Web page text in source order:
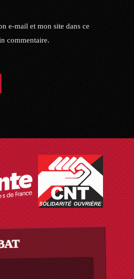
e-mail et mon site dans ce
commentaire.